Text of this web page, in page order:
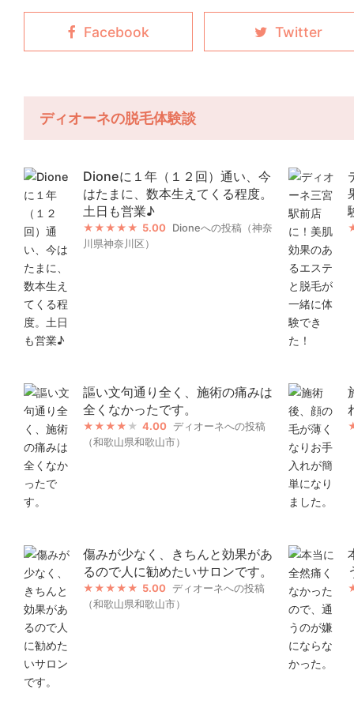
ディオーネの脱毛体験談
Dioneに１年（１２回）通い、今
はたまに、数本生えてくる程度。
土日も営業♪
5.00 Dioneへの投稿（神奈
川県神奈川区）
謳い文句通り全く、施術の痛みは
全くなかったです。
4.00 ディオーネへの投稿
（和歌山県和歌山市）
傷みが少なく、きちんと効果があ
るので人に勧めたいサロンです。
5.00 ディオーネへの投稿
（和歌山県和歌山市）